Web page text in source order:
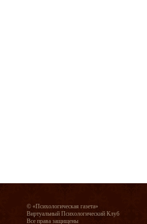
© «Психологическая газета»
Виртуальный Психологический Клуб
Все права защищены